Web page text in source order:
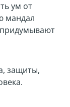
ум от
мандал
защиты,